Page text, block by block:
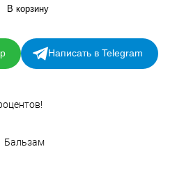
В корзину
Написать в Telegram
Бальзам